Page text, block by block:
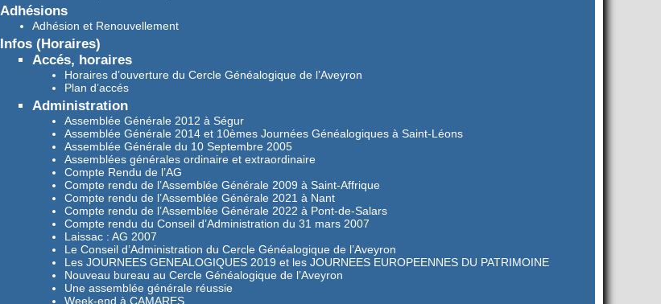
Adhésions
Adhésion et Renouvellement
Infos (Horaires)
Accés, horaires
Horaires d’ouverture du Cercle Généalogique de l’Aveyron
Plan d’accés
Administration
Assemblée Générale 2012 à Ségur
Assemblée Générale 2014 et 10èmes Journées Généalogiques à Saint-Léons
Assemblée Générale du 10 Septembre 2005
Assemblées générales ordinaire et extraordinaire
Compte Rendu de l’AG
Compte rendu de l’Assemblée Générale 2009 à Saint-Affrique
Compte rendu de l’Assemblée Générale 2021 à Nant
Compte rendu de l’Assemblée Générale 2022 à Pont-de-Salars
Compte rendu du Conseil d’Administration du 31 mars 2007
Laissac : AG 2007
Le Conseil d’Administration du Cercle Généalogique de l’Aveyron
Les JOURNEES GENEALOGIQUES 2019 et les JOURNEES EUROPEENNES DU PATRIMOINE
Nouveau bureau au Cercle Généalogique de l’Aveyron
Une assemblée générale réussie
Week-end à CAMARES